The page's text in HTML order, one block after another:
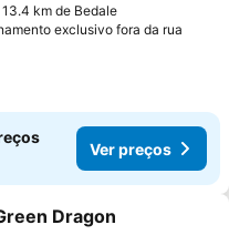
13.4 km de Bedale
exclusivo fora da rua
Ver preços
aos favoritos
Dragon